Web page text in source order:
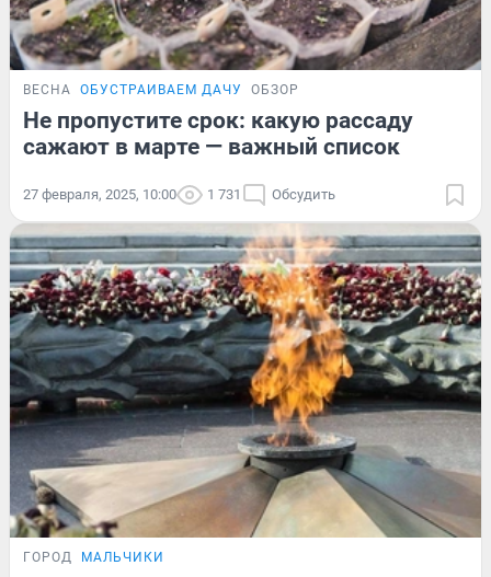
ВЕСНА ОБУСТРАИВАЕМ ДАЧУ ОБЗОР
Не пропустите срок: какую рассаду
сажают в марте — важный список
27 февраля, 2025, 10:00 1 731 Обсудить
ГОРОД МАЛЬЧИКИ